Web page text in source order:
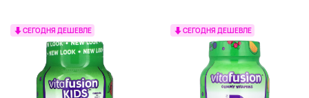
СЕГОДНЯ ДЕШЕВЛЕ СЕГОДНЯ ДЕШЕВЛЕ